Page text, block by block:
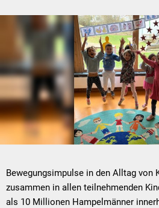
Bewegungsimpulse in den Alltag von
zusammen in allen teilnehmenden
als 10 Millionen Hampelmänner